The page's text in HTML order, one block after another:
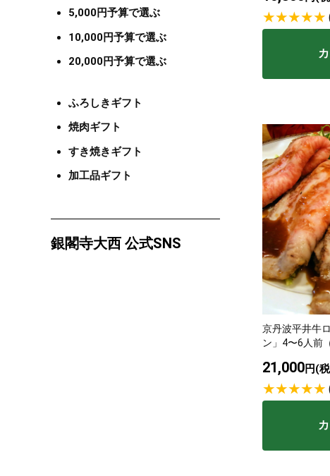
京丹波平井牛
ン」4〜6人前
21,000円(
5,000円予算で選ぶ
10,000円予算で選ぶ
20,000円予算で選ぶ
ふろしきギフト
焼肉ギフト
すき焼きギフト
加工品ギフト
銀閣寺大西 公式SNS